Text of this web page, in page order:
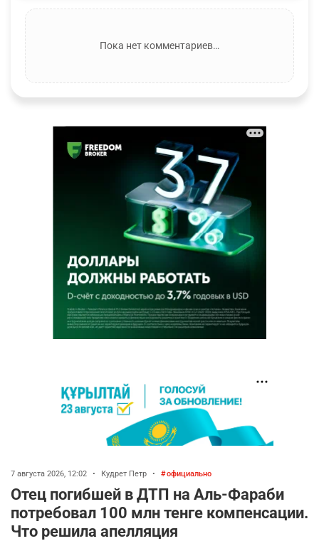
Пока нет комментариев…
7 августа 2026, 12:02 • Кудрет Петр • официально
Отец погибшей в ДТП на Аль-Фараби
потребовал 100 млн тенге компенсации.
Что решила апелляция